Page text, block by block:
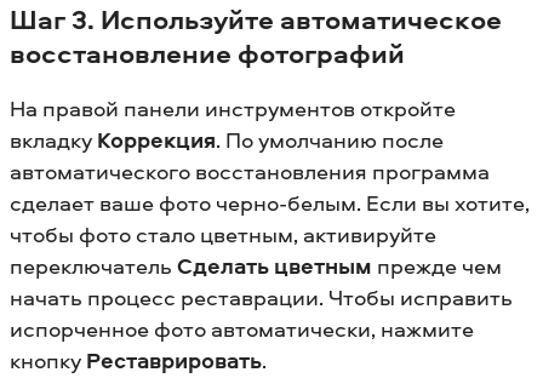
Шаг 3. Используйте автоматическое
восстановление фотографий
На правой панели инструментов откройте
вкладку Коррекция. По умолчанию после
автоматического восстановления программа
сделает ваше фото черно-белым. Если вы хотите,
чтобы фото стало цветным, активируйте
переключатель Сделать цветным прежде чем
начать процесс реставрации. Чтобы исправить
испорченное фото автоматически, нажмите
кнопку Реставрировать.